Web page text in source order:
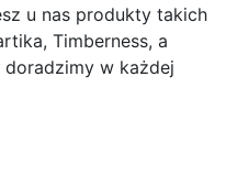
u nas produkty takich
Timberness, a
doradzimy w każdej